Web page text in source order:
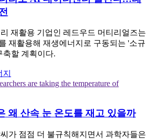
재활용 기업인 레드우드 머티리얼즈는
재활용해 재생에너지로 구동되는 '소규
축할 계획이다.
are taking the temperature of
왜 산속 눈 온도를 재고 있을까
가 점점 더 불규칙해지면서 과학자들은